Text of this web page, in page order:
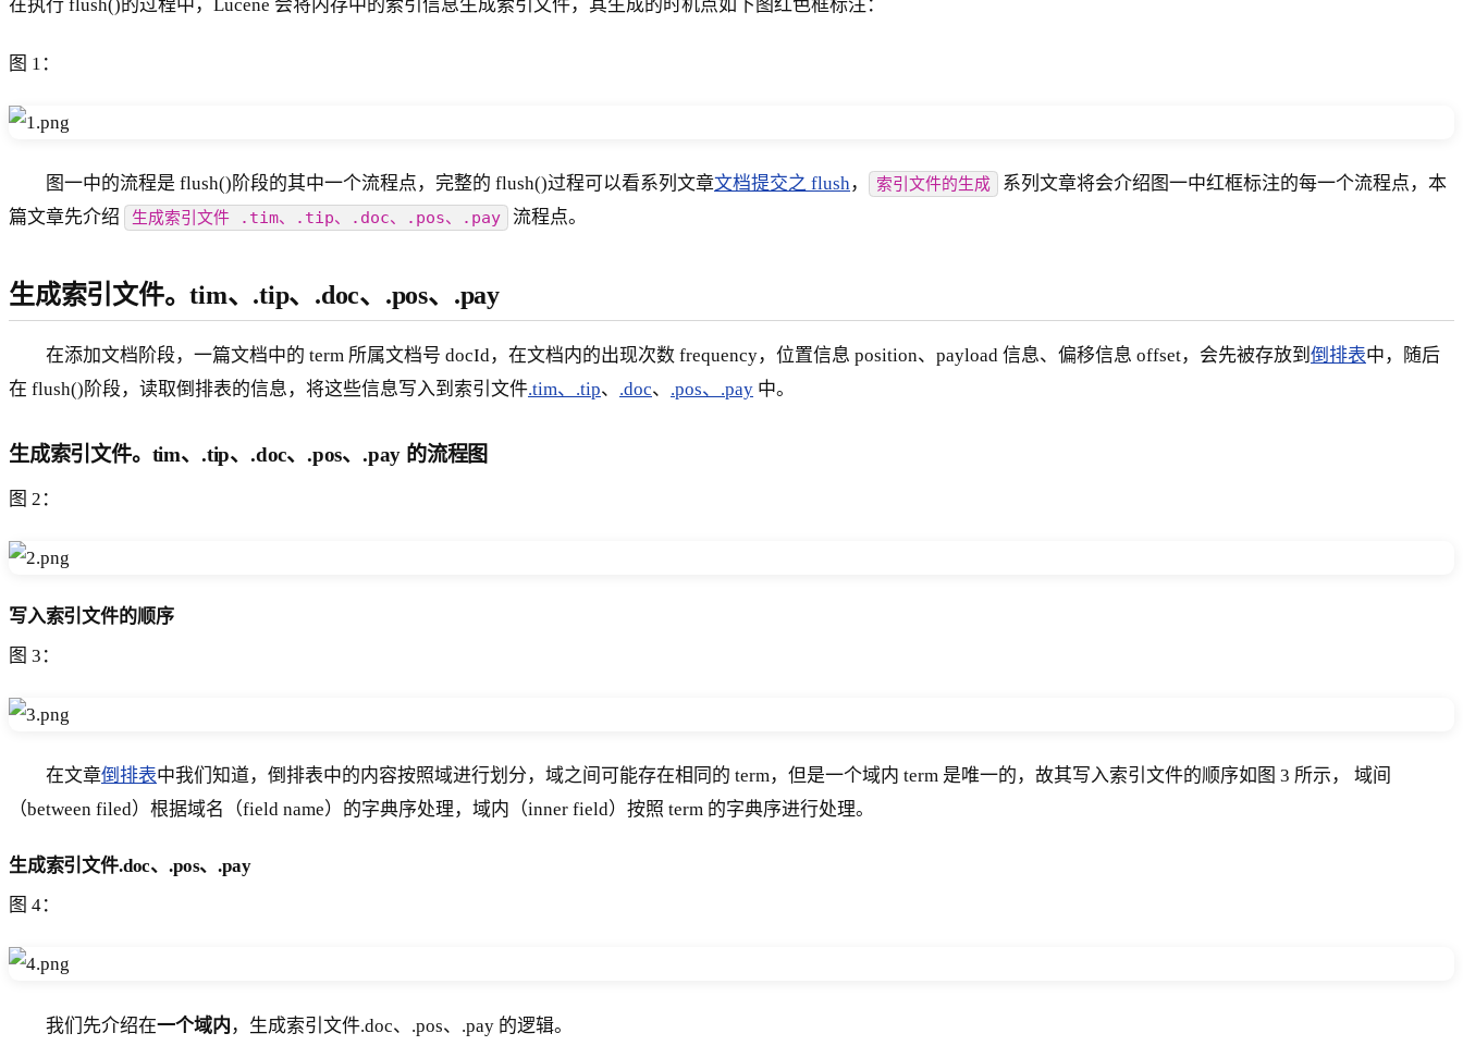
在执行 flush()的过程中，Lucene 会将内存中的索引信息生成索引文件，其生成的时机点如下图红色框标注：
图 1：
图一中的流程是 flush()阶段的其中一个流程点，完整的 flush()过程可以看系列文章文档提交之 flush， 索引文件的生成
系列文章将会介绍图一中红框标注的每一个流程点，本
篇文章先介绍
生成索引文件 .tim、.tip、.doc、.pos、.pay 流程点。
生成索引文件。tim、.tip、.doc、.pos、.pay
在添加文档阶段，一篇文档中的 term 所属文档号 docId，在文档内的出现次数 frequency，位置信息 position、payload 信息、偏移信息 offset，会先被存放到 倒排表中，随后
在 flush()阶段，读取倒排表的信息，将这些信息写入到索引文件.tim、.tip、 .doc、 .pos、.pay 中。
生成索引文件。tim、.tip、.doc、.pos、.pay 的流程图
图 2：
写入索引文件的顺序
图 3：
在文章倒排表中我们知道，倒排表中的内容按照域进行划分，域之间可能存在相同的 term，但是一个域内 term 是唯一的，故其写入索引文件的顺序如图 3 所示， 域间
（between filed）根据域名（field name）的字典序处理，域内（inner field）按照 term 的字典序进行处理。
生成索引文件.doc、.pos、.pay
图 4：
我们先介绍在一个域内 ，生成索引文件.doc、.pos、.pay 的逻辑。